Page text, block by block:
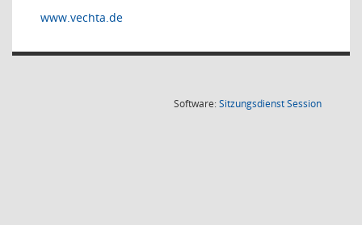
www.vechta.de
Software:SitzungsdienstSession(Wird in